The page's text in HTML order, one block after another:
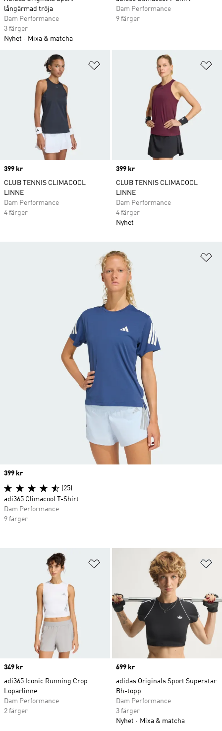
långärmad tröja
Dam Performance
3 färger
Nyhet
Mixa & matcha
Dam Performance
9 färger
Lägg till på önskelistan
Price
399 kr
CLUB TENNIS CLIMACOOL
LINNE
Dam Performance
4 färger
Price
399 kr
CLUB TENNIS CLIMACOOL
LINNE
Dam Performance
4 färger
Nyhet
Lägg till på önskelistan
Price
349 kr
adi365 Iconic Running Crop
Löparlinne
Dam Performance
2 färger
Price
699 kr
adidas Originals Sport Superstar
Bh-topp
Dam Performance
3 färger
Nyhet
Mixa & matcha
Price
399 kr
(25)
adi365 Climacool T-Shirt
Dam Performance
9 färger